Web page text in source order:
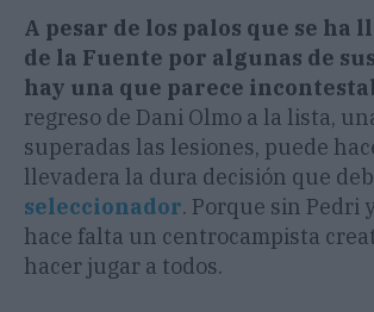
A pesar de los palos que se ha
de la Fuente por algunas de
hay una que parece
regreso de Dani Olmo a la lista,
superadas las lesiones, puede
llevadera la dura decisión que
seleccionador. Porque sin Pedri
hace falta un centrocampista
hacer jugar a todos.